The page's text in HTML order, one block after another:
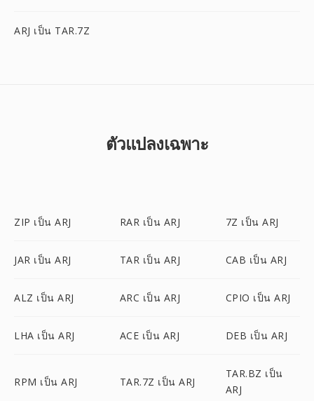
ARJ เป็น TAR.7Z
ตัวแปลงเฉพาะ
ZIP เป็น ARJ RAR เป็น ARJ 7Z เป็น ARJ
JAR เป็น ARJ TAR เป็น ARJ CAB เป็น ARJ
ALZ เป็น ARJ ARC เป็น ARJ CPIO เป็น ARJ
LHA เป็น ARJ ACE เป็น ARJ DEB เป็น ARJ
RPM เป็น ARJ TAR.7Z เป็น ARJ
TAR.BZ เป็น
ARJ